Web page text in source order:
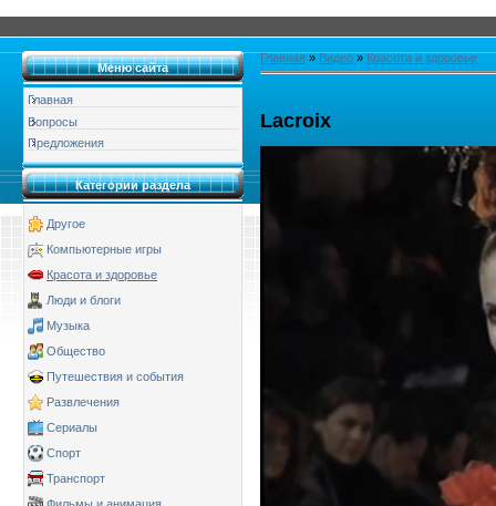
Меню сайта
Главная
Вопросы
Предложения
Категории раздела
Другое
Компьютерные игры
Красота и здоровье
Люди и блоги
Музыка
Общество
Путешествия и события
Развлечения
Сериалы
Спорт
Транспорт
Главная » Видео » Красота и здоровье
Lacroix